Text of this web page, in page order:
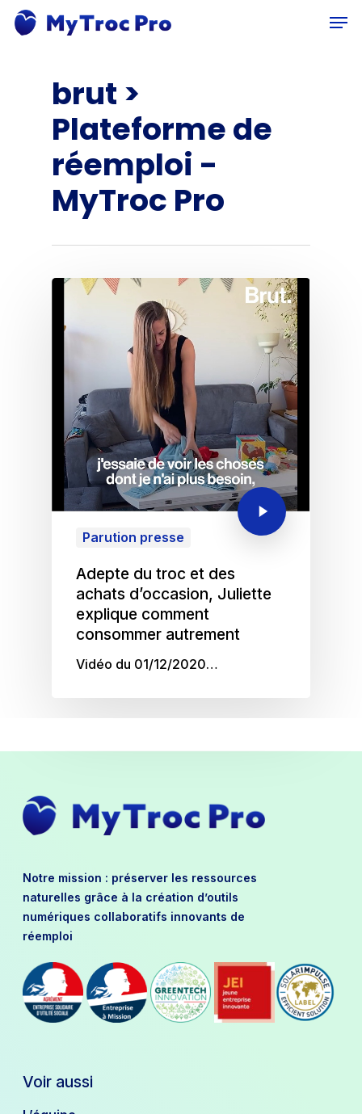
Skip
brut >
Plateforme de
réemploi -
MyTroc Pro
Parution presse
Adepte du troc et des
achats d’occasion, Juliette
explique comment
consommer autrement
Vidéo du 01/12/2020…
Notre mission : préserver les ressources
naturelles grâce à la création d’outils
numériques collaboratifs innovants de
réemploi
Voir aussi